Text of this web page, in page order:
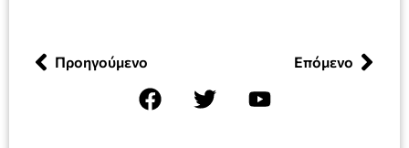
Προηγούμενο Επόμενο